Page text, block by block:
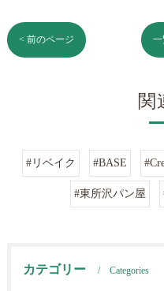
< 前のページ 一
関
#リベイク #BASE
#東所沢パン屋
カテゴリー Categories